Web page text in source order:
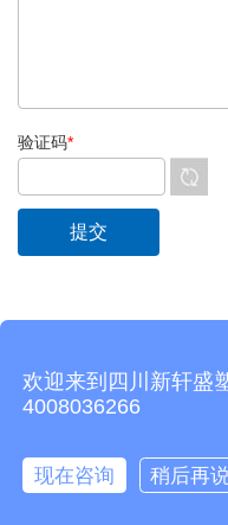
验证码*
CopyRight © 2026 四川
19011319号-4 网站地图
主页 产品中心
欢迎来到四川新轩盛
4008036266
现在咨询 稍后再